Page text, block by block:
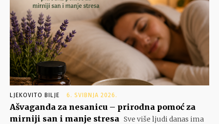
LJEKOVITO BILJE 6. SVIBNJA 2026.
Ašvaganda za nesanicu – prirodna pomoć za
mirniji san i manje stresa Sve više ljudi danas ima